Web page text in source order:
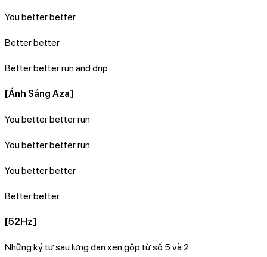
You better better
Better better
Better better run and drip
[Ánh Sáng Aza]
You better better run
You better better run
You better better
Better better
[52Hz]
Những ký tự sau lưng đan xen gộp từ số 5 và 2